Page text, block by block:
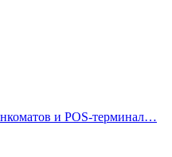
и POS-терминал…